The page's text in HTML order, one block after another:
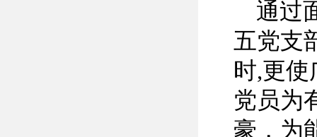
通过
五党支
时,更
党员为
豪，为